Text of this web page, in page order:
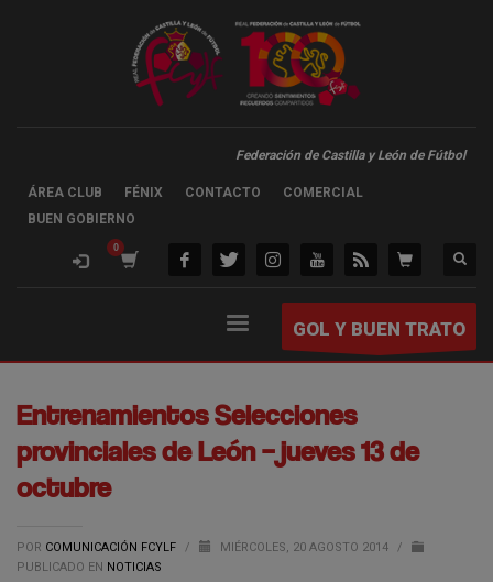
Federación de Castilla y León de Fútbol
ÁREA CLUB FÉNIX CONTACTO
COMERCIAL
BUEN GOBIERNO
GOL Y BUEN TRATO
Entrenamientos Selecciones
provinciales de León – jueves 13 de
octubre
POR COMUNICACIÓN FCYLF / MIÉRCOLES, 20 AGOSTO 2014
/
PUBLICADO EN NOTICIAS